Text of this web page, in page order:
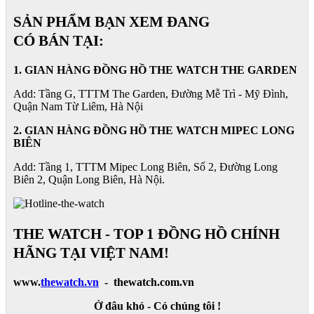
SẢN PHẨM BẠN XEM ĐANG
CÓ BÁN TẠI:
1. GIAN HÀNG ĐỒNG HỒ THE WATCH THE GARDEN
Add: Tầng G, TTTM The Garden, Đường Mễ Trì - Mỹ Đình,
Quận Nam Từ Liêm, Hà Nội
2. GIAN HÀNG ĐỒNG HỒ THE WATCHMIPEC LONG
BIÊN
Add: Tầng 1, TTTM Mipec Long Biên, Số 2, Đường Long
Biên 2, Quận Long Biên, Hà Nội.
THE WATCH - TOP 1 ĐỒNG HỒ CHÍNH
HÃNG TẠI VIỆT NAM!
www.thewatch.vn - thewatch.com.vn
Ở đâu khó - Có chúng tôi !